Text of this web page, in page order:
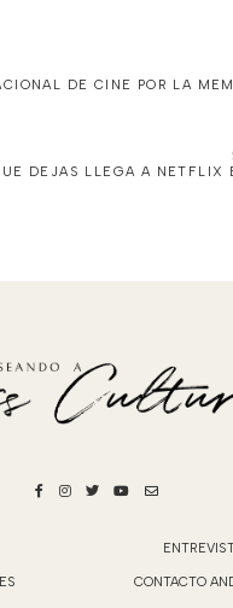
DE CINE POR LA
DEJAS LLEGA A NETFLIX
CONTACTO